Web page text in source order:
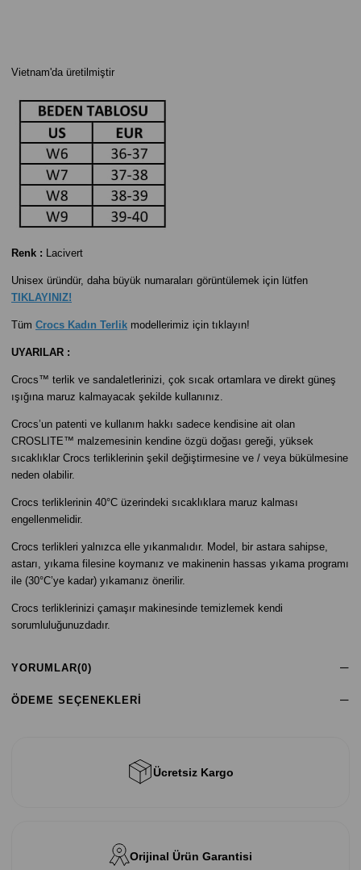
Vietnam'daüretilmiştir
Renk : Lacivert
Unisex üründür, daha büyük numaraları görüntülemek için lütfen
TIKLAYINIZ!
Tüm Crocs Kadın Terlik modellerimiz için tıklayın!
UYARILAR :
Crocs™ terlik ve sandaletlerinizi, çok sıcak ortamlara ve direkt güneş
ışığına maruz kalmayacak şekilde kullanınız.
Crocs’un patenti ve kullanım hakkı sadece kendisine ait olan
CROSLITE™ malzemesinin kendine özgü doğası gereği, yüksek
sıcaklıklar Crocs terliklerinin şekil değiştirmesine ve / veya bükülmesine
neden olabilir.
Crocs terliklerinin 40°C üzerindeki sıcaklıklara maruz kalması
engellenmelidir.
Crocs terlikleri yalnızca elle yıkanmalıdır. Model, bir astara sahipse,
astarı, yıkama filesine koymanız ve makinenin hassas yıkama programı
ile (30°C’ye kadar) yıkamanız önerilir.
Crocs terliklerinizi çamaşır makinesinde temizlemek kendi
sorumluluğunuzdadır.
YORUMLAR(0)
ÖDEME SEÇENEKLERI
Ücretsiz Kargo
Orijinal Ürün Garantisi